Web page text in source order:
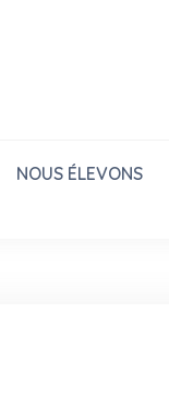
NOUS ÉLEVONS